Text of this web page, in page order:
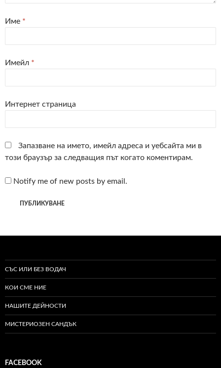
Име *
Имейл *
Интернет страница
Запазване на името, имейл адреса и уебсайта ми в
този браузър за следващия път когато коментирам.
Notify me of new posts by email.
СЪС ИЛИ БЕЗ ВОДАЧ
КОИ СМЕ НИЕ
НАШИТЕ ДЕЙНОСТИ
МИСТЕРИОЗЕН САНДЪК
FACEBOOK